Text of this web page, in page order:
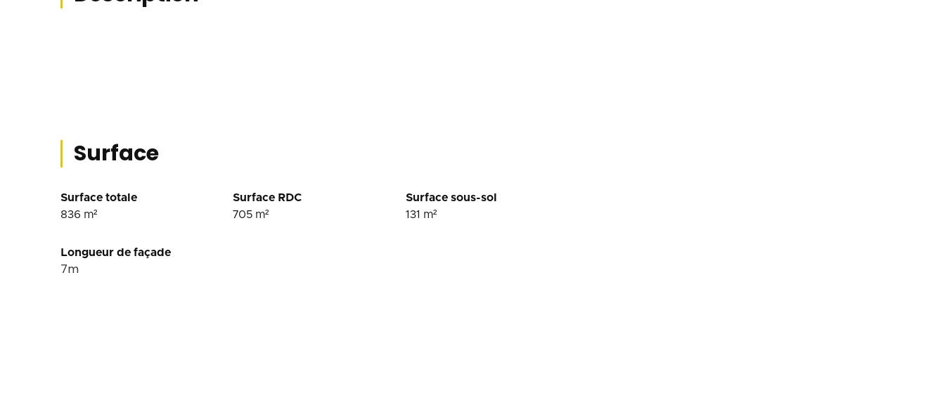
Surface
Surface totale
836 m²
Surface RDC
705 m²
Surface sous-sol
131 m²
Longueur de façade
7m